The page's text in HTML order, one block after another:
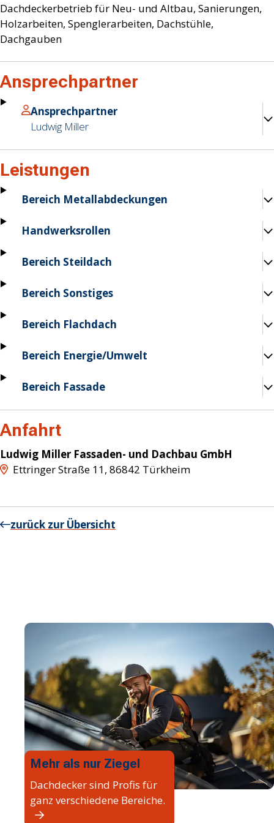
Dachdeckerbetrieb für Neu- und Altbau, Sanierungen,
Holzarbeiten, Spenglerarbeiten, Dachstühle,
Dachgauben
Ansprechpartner
Ansprechpartner
Ludwig Miller
Leistungen
Bereich Metallabdeckungen
Handwerksrollen
Bereich Steildach
Bereich Sonstiges
Bereich Flachdach
Bereich Energie/Umwelt
Bereich Fassade
Anfahrt
Ludwig Miller Fassaden- und Dachbau GmbH
Ettringer Straße 11, 86842 Türkheim
zurück zur Übersicht
Mehr als nur Ziegel
Dachdecker sind Profis für
ganz verschiedene Bereiche.